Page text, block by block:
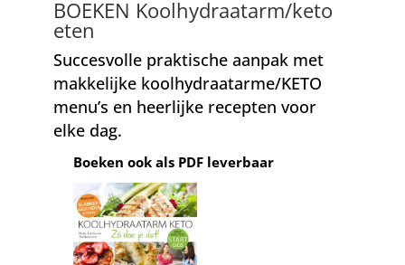
BOEKEN Koolhydraatarm/keto
eten
Succesvolle praktische aanpak met
makkelijke koolhydraatarme/KETO
menu’s en heerlijke recepten voor
elke dag.
Boeken ook als PDF leverbaar